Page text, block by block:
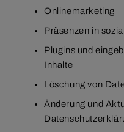
Onlinemarketing
Präsenzen in
Plugins und
Inhalte
Löschung von
Änderung und